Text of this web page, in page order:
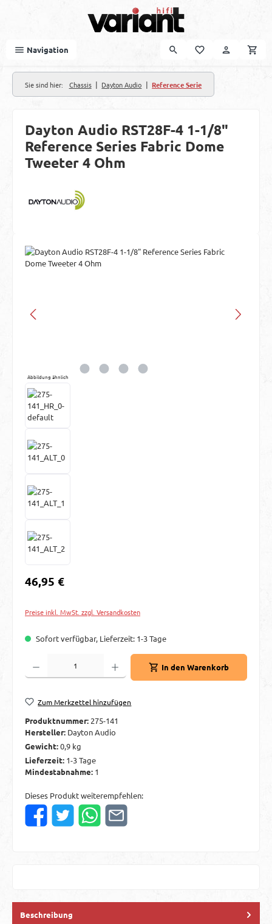
Navigation
Sie sind hier: Chassis | Dayton Audio | Reference Serie
Dayton Audio RST28F-4 1-1/8"
Reference Series Fabric Dome
Tweeter 4 Ohm
Bildergalerie überspringen
Abbildung ähnlich
Regulärer Preis:
46,95 €
Preise inkl. MwSt. zzgl. Versandkosten
Sofort verfügbar, Lieferzeit: 1-3 Tage
Produkt Anzahl: Gib den gewünschten Wert ein oder benutze die Schaltflächen
In den Warenkorb
Zum Merkzettel hinzufügen
Produktnummer: 275-141
Hersteller: Dayton Audio
Gewicht:0,9 kg
Lieferzeit: 1-3 Tage
Mindestabnahme: 1
Dieses Produkt weiterempfehlen:
Beschreibung